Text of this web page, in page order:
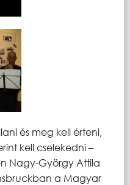
és meg kell érteni,
kell cselekedni –
Nagy-György Attila
a Magyar